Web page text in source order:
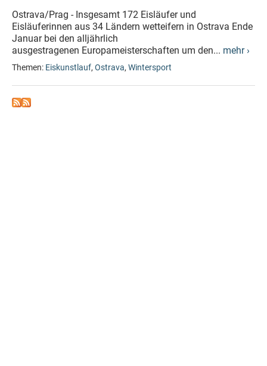
Ostrava/Prag - Insgesamt 172 Eisläufer und
Eisläuferinnen aus 34 Ländern wetteifern in Ostrava Ende
Januar bei den alljährlich
ausgestragenen Europameisterschaften um den... mehr ›
Themen: Eiskunstlauf, Ostrava, Wintersport